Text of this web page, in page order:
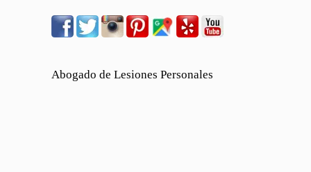
Abogado de Lesiones Personales